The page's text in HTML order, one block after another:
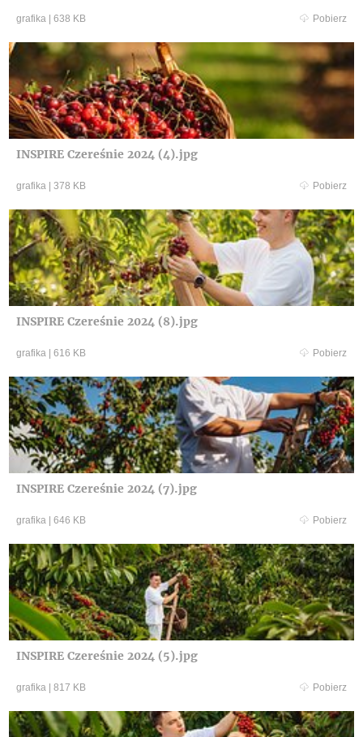
grafika 638 KB Pobierz
INSPIRE Czereśnie 2024 (4).jpg
grafika 378 KB Pobierz
INSPIRE Czereśnie 2024 (8).jpg
grafika 616 KB Pobierz
INSPIRE Czereśnie 2024 (7).jpg
grafika 646 KB Pobierz
INSPIRE Czereśnie 2024 (5).jpg
grafika 817 KB Pobierz